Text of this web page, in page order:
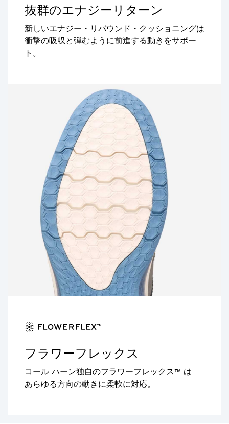
抜群のエナジーリターン
新しいエナジー・リバウンド・クッショニングは
衝撃の吸収と弾むように前進する動きをサポー
ト。
フラワーフレックス
コール ハーン独自のフラワーフレックス™ は
あらゆる方向の動きに柔軟に対応。